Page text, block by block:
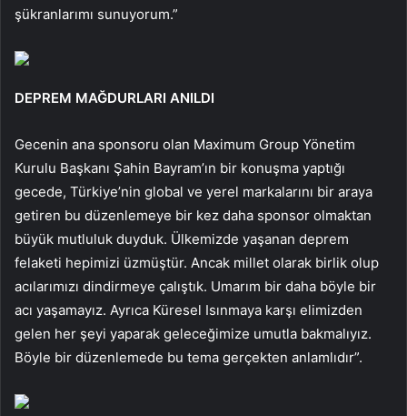
şükranlarımı sunuyorum.”
DEPREM MAĞDURLARI ANILDI
Gecenin ana sponsoru olan Maximum Group Yönetim
Kurulu Başkanı Şahin Bayram’ın bir konuşma yaptığı
gecede, Türkiye’nin global ve yerel markalarını bir araya
getiren bu düzenlemeye bir kez daha sponsor olmaktan
büyük mutluluk duyduk. Ülkemizde yaşanan deprem
felaketi hepimizi üzmüştür. Ancak millet olarak birlik olup
acılarımızı dindirmeye çalıştık. Umarım bir daha böyle bir
acı yaşamayız. Ayrıca Küresel Isınmaya karşı elimizden
gelen her şeyi yaparak geleceğimize umutla bakmalıyız.
Böyle bir düzenlemede bu tema gerçekten anlamlıdır”.